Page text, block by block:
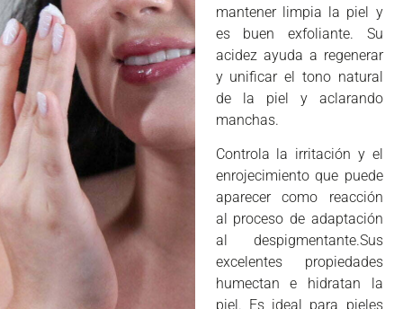
mantener limpia la piel y
es buen exfoliante. Su
acidez ayuda a regenerar
y unificar el tono natural
de la piel y aclarando
manchas.
Controla la irritación y el
enrojecimiento que puede
aparecer como reacción
al proceso de adaptación
al despigmentante.Sus
excelentes propiedades
humectan e hidratan la
piel. Es ideal para pieles